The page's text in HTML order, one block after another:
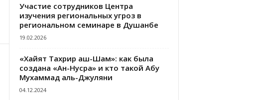
Участие сотрудников Центра
изучения региональных угроз в
региональном семинаре в Душанбе
19.02.2026
«Хайят Тахрир аш-Шам»: как была
создана «Ан-Нусра» и кто такой Абу
Мухаммад аль-Джуляни
04.12.2024